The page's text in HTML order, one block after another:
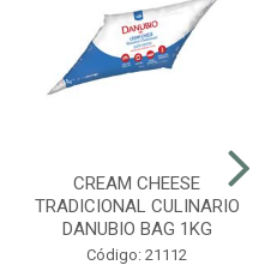
CREAM CHEESE
TRADICIONAL CULINARIO
DANUBIO BAG 1KG
Código: 21112